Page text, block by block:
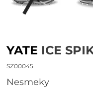
YATE ICE
SZ00045
Nesmeky